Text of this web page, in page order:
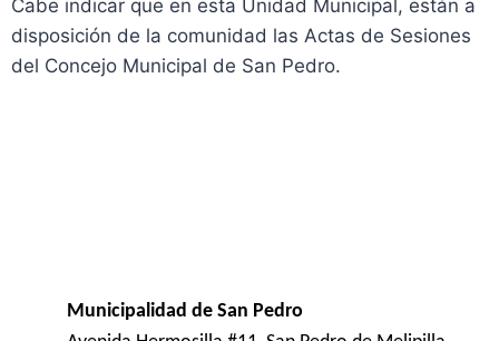
Cabe indicar que en esta Unidad Municipal, están a
disposición de la comunidad las Actas de Sesiones
del Concejo Municipal de San Pedro.
Municipalidad de San Pedro